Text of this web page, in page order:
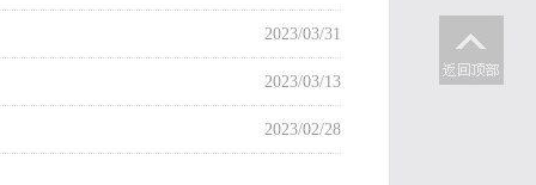
2023/03/31
2023/03/13
2023/02/28